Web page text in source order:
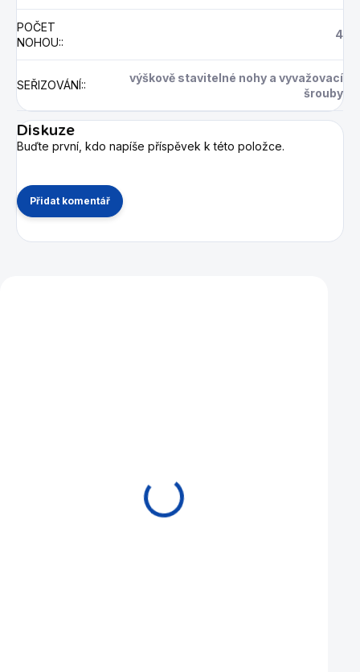
POČET
NOHOU::
4
SEŘIZOVÁNÍ::
výškově stavitelné nohy a vyvažovací
šrouby
Diskuze
Buďte první, kdo napíše příspěvek k této položce.
Přidat komentář